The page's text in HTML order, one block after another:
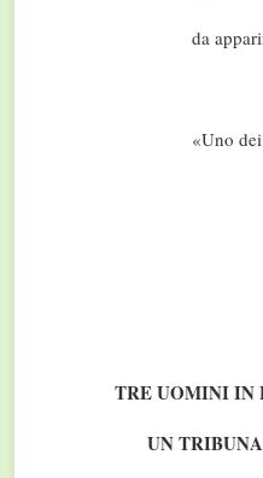
da
«Uno
TRE UOMINI IN
UN